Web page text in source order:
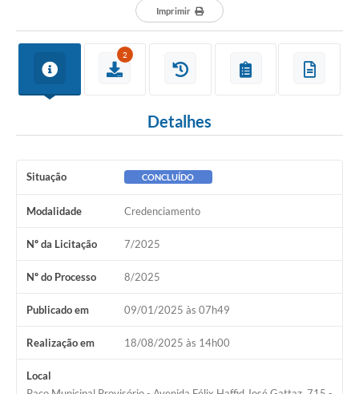
Imprimir
2
Detalhes
Situação CONCLUÍDO
Modalidade Credenciamento
Nº da Licitação 7/2025
Nº do Processo 8/2025
Publicado em 09/01/2025 às 07h49
Realização em 18/08/2025 às 14h00
Local